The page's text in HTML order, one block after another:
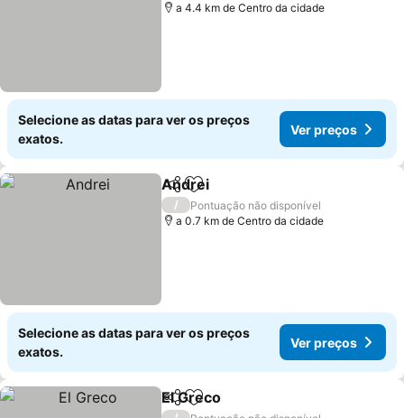
a 4.4 km de Centro da cidade
Selecione as datas para ver os preços
exatos.
Ver preços
PartilharAdicionar aos favoritos
Andrei
/
Pontuação não disponível
a 0.7 km de Centro da cidade
Selecione as datas para ver os preços
exatos.
Ver preços
PartilharAdicionar aos favoritos
El Greco